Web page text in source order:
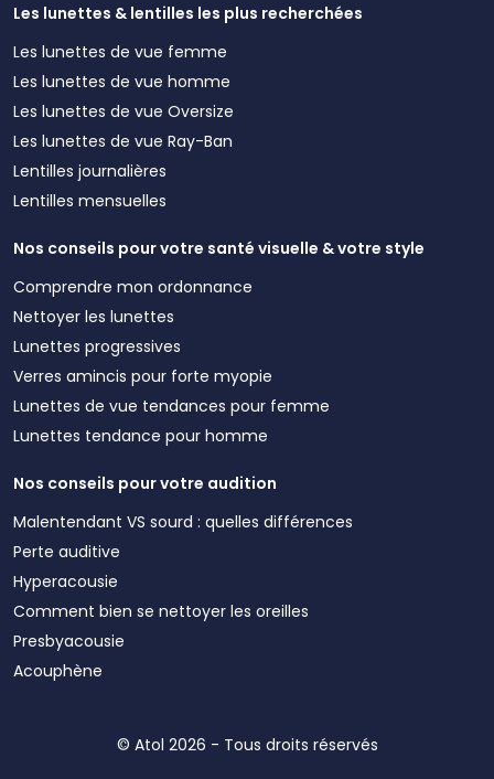
Les lunettes & lentilles les plus recherchées
Les lunettes de vue femme
Les lunettes de vue homme
Les lunettes de vue Oversize
Les lunettes de vue Ray-Ban
Lentilles journalières
Lentilles mensuelles
Nos conseils pour votre santé visuelle & votre style
Comprendre mon ordonnance
Nettoyer les lunettes
Lunettes progressives
Verres amincis pour forte myopie
Lunettes de vue tendances pour femme
Lunettes tendance pour homme
Nos conseils pour votre audition
Malentendant VS sourd : quelles différences
Perte auditive
Hyperacousie
Comment bien se nettoyer les oreilles
Presbyacousie
Acouphène
© Atol 2026 - Tous droits réservés